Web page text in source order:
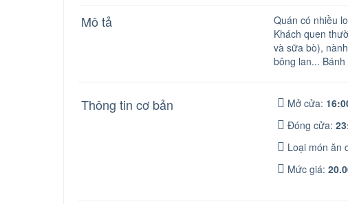
Mô tả
Quán có nhiều
Khách quen
và sữa bò),
bông lan...
Thông tin cơ bản Mở cửa:
Đóng cửa:
Loại món ăn
Mức giá: